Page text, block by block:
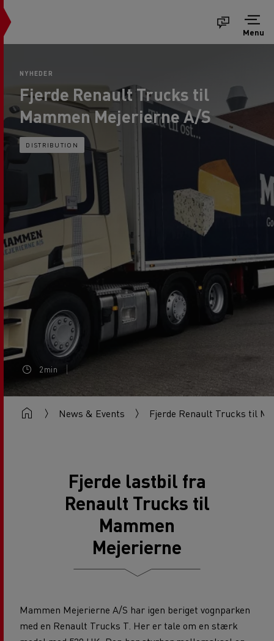
Menu
NYHEDER
Fjerde Renault Trucks til
Mammen Mejerierne A/S
DISTRIBUTION
2min
News & Events Fjerde Renault Trucks til
Fjerde lastbil fra
Renault Trucks til
Mammen
Mejerierne
Mammen Mejerierne A/S har igen beriget vognparken
med en Renault Trucks T. Her er tale om en stærk